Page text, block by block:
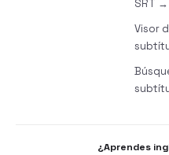
SRT
Visor
¿Aprendes